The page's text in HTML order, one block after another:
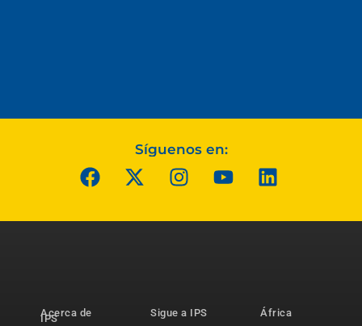
Síguenos en:
Acerca de
IPS
Sigue a IPS
África